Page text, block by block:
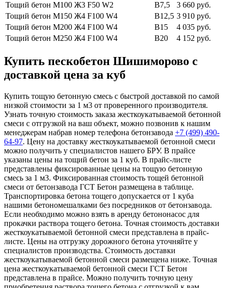
Тощий бетон М100 Ж3 F50 W2 В7,5
3 660 руб.
Тощий бетон М150 Ж4 F100 W4 В12,5 3 910 руб.
Тощий бетон М200 Ж4 F100 W4 В15
4 035 руб.
Тощий бетон М250 Ж4 F100 W4 В20 4 152 руб.
Купить пескобетон Шишиморово с
доставкой цена за куб
Купить тощую бетонную смесь с быстрой доставкой по самой
низкой стоимости за 1 м3 от проверенного производителя.
Узнать точную стоимость заказа жесткоукатываемой бетонной
смеси с отгрузкой на ваш объект, можно позвонив к нашим
менеджерам набрав номер телефона бетонзавода +7 (499) 490-
64-97. Цену на доставку жесткоукатываемой бетонной смеси
можно получить у специалистов нашего БРУ. В прайсе
указаны цены на тощий бетон за 1 куб. В прайс-листе
представлены фиксированные цены на тощую бетонную
смесь за 1 м3. Фиксированная стоимость тощей бетонной
смеси от бетонзавода ГСТ Бетон размещена в таблице.
Транспортировка бетона тощего допускается от 1 куба
нашими бетономешалками без посредников от бетонзавода.
Если необходимо можно взять в аренду бетононасос для
прокачки раствора тощего бетона. Точная стоимость доставки
жесткоукатываемой бетонной смеси представлена в прайс-
листе. Цены на отгрузку дорожного бетона уточняйте у
специалистов производства. Стоимость доставки
жесткоукатываемой бетонной смеси размещена ниже. Точная
цена жесткоукатываемой бетонной смеси ГСТ Бетон
представлена в прайсе. Можно получить точную цену